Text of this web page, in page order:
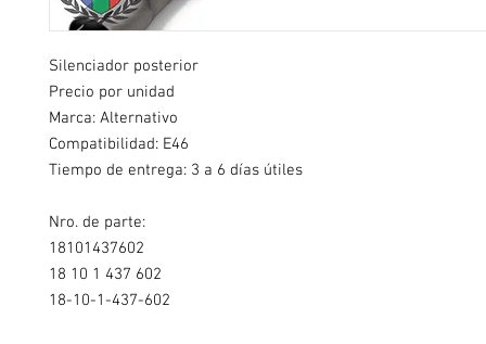
Silenciador posterior
Precio por unidad
Marca: Alternativo
Compatibilidad: E46
Tiempo de entrega: 3 a 6 días útiles
Nro. de parte:
18101437602
18 10 1 437 602
18-10-1-437-602